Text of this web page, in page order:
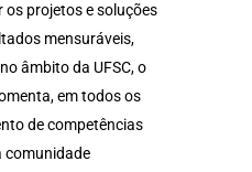
os projetos e soluções
mensuráveis,
âmbito da UFSC, o
em todos os
de competências
comunidade